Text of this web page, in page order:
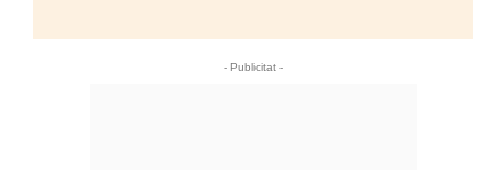
- Publicitat -